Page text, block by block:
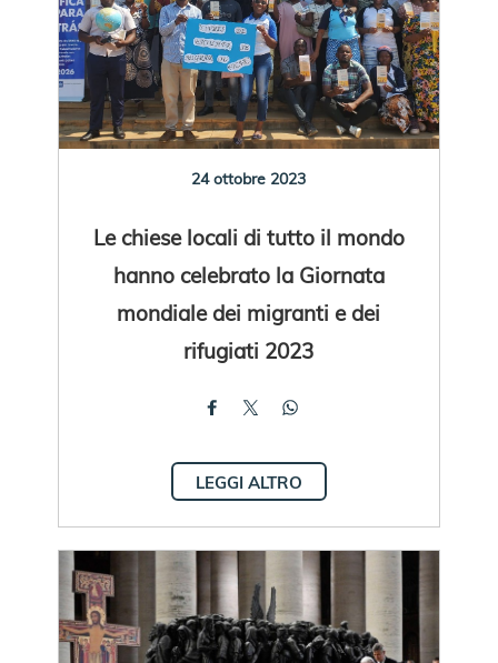
24 ottobre 2023
Le chiese locali di tutto il mondo
hanno celebrato la Giornata
mondiale dei migranti e dei
rifugiati 2023
LEGGI ALTRO